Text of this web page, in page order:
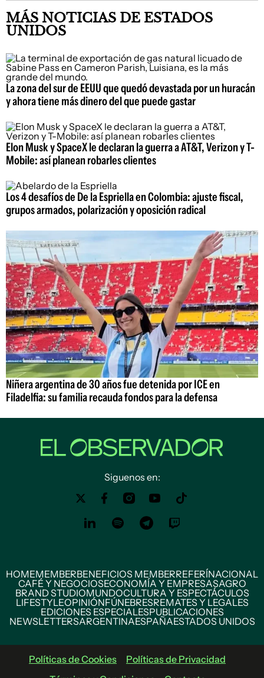
MÁS NOTICIAS DE ESTADOS
UNIDOS
La zona del sur de EEUU que quedó devastada por un huracán
y ahora tiene más dinero del que puede gastar
Elon Musk y SpaceX le declaran la guerra a AT&T, Verizon y T-
Mobile: así planean robarles clientes
Los 4 desafíos de De la Espriella en Colombia: ajuste fiscal,
grupos armados, polarización y oposición radical
Niñera argentina de 30 años fue detenida por ICE en
Filadelfia: su familia recauda fondos para la defensa
Siguenos en:
HOMEMEMBERBENEFICIOS MEMBERREFERÍNACIONAL
CAFÉ Y NEGOCIOSECONOMÍA Y EMPRESASAGRO
BRAND STUDIOMUNDOCULTURA Y ESPECTÁCULOS
LIFESTYLEOPINIÓNFÚNEBRESREMATES Y LEGALES
EDICIONES ESPECIALESPUBLICACIONES
NEWSLETTERSARGENTINAESPAÑAESTADOS UNIDOS
Políticas de Cookies
Políticas de Privacidad